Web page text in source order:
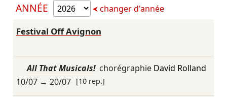
ANNÉE changer d'année
Festival Off Avignon
All That Musicals! chorégraphie David Rolland
10/07→ 20/07 [10 rep.]